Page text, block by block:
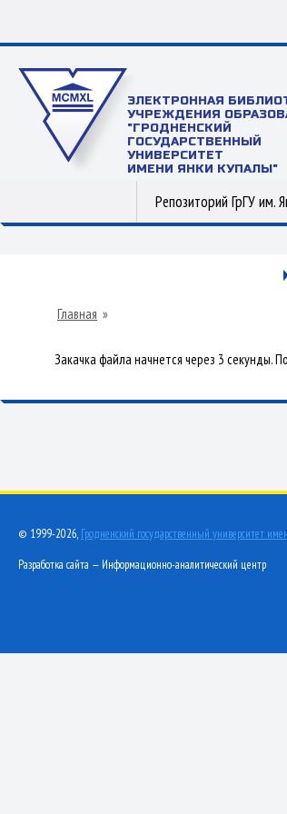
ЭЛЕКТРОННАЯ
УЧРЕЖДЕНИЯ
"ГРОДНЕНСКИЙ
ГОСУДАРСТВЕННЫЙ
УНИВЕРСИТЕТ
ИМЕНИ ЯНКИ КУПАЛЫ"
Репозиторий ГрГУ им.
Главная »
Закачка файла начнется через 3 секунды.
© 1999-2026, Гродненский государственный университет
Разработка сайта — Информационно-аналитический центр